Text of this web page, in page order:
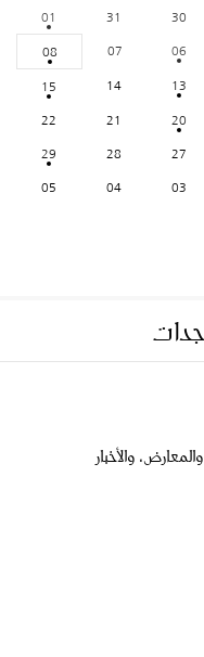
30
31
01
06
07
08
13
14
15
20
21
22
27
28
29
03
04
05
والأخبار